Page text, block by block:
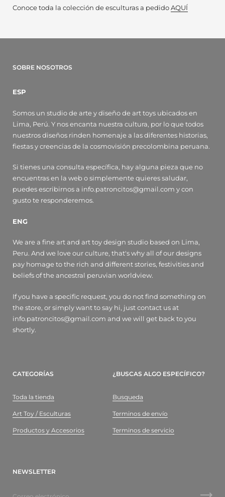
Conoce toda la colección de esculturas a pedidoAQUÍ
SOBRE NOSOTROS
ESP
Somos un studio de arte y diseño de art toys ubicados en
Lima, Perú. Y nos encanta nuestra cultura, por lo que todos
nuestros diseños rinden homenaje a las diferentes historias,
fiestas y creencias de la cosmovisión precolombina peruana.
Si tienes una consulta específica, hay alguna pieza que no
encuentras en la web o simplemente quieres saludar,
puedes escribirnos a info.patroncitos@gmail.com y con
gusto te responderemos.
ENG
We are a fine art and art toy design studio based on Lima,
Peru. And we love our culture, that's why all of our designs
pay homage to the rich and different stories, festivities and
beliefs of the ancestral peruvian worldview.
If you have a specific request, you do not find something on
the store, or simply want to say hi, just contact us at
info.patroncitos@gmail.com and we will get back to you
shortly.
CATEGORÍAS
Toda la tienda
Art Toy / Esculturas
Productos y Accesorios
¿BUSCAS ALGO ESPECÍFICO?
Busqueda
Terminos de envío
Terminos de servicio
NEWSLETTER